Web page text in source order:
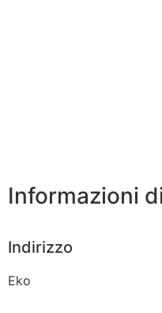
Informazioni
Indirizzo
Eko